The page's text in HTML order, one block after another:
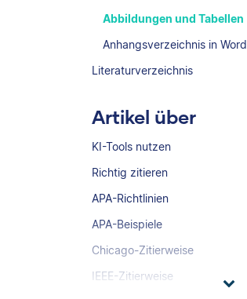
Abbildungen und Tabellen
Anhangsverzeichnis in Word
Literaturverzeichnis
Artikel über
KI-Tools nutzen
Richtig zitieren
APA-Richtlinien
APA-Beispiele
Chicago-Zitierweise
IEEE-Zitierweise